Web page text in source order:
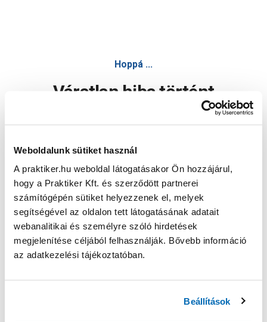
Weboldalunk sütiket használ
A praktiker.hu weboldal látogatásakor Ön hozzájárul,
hogy a Praktiker Kft. és szerződött partnerei
számítógépén sütiket helyezzenek el, melyek
segítségével az oldalon tett látogatásának adatait
webanalitikai és személyre szóló hirdetések
megjelenítése céljából felhasználják. Bővebb információ
az adatkezelési tájékoztatóban.
Beállítások
Hoppá ...
Váratlan hiba történt
Oldal újratöltése